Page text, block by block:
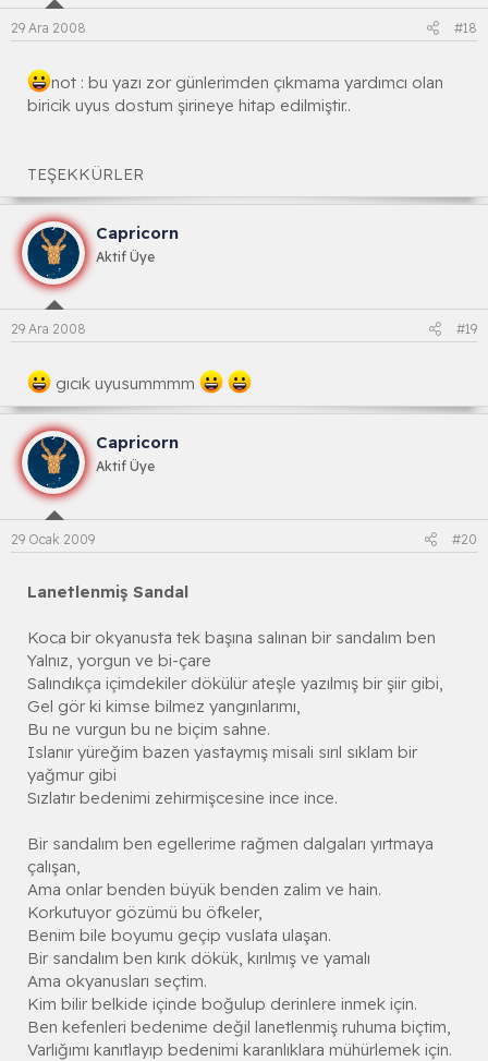
29 Ara 2008 #18
not : bu yazı zor günlerimden çıkmama yardımcı olan
biricik uyus dostum şirineye hitap edilmiştir..
TEŞEKKÜRLER
Capricorn
Aktif Üye
29 Ara 2008 #19
gıcık uyusummmm
Capricorn
Aktif Üye
29 Ocak 2009 #20
Lanetlenmiş Sandal
Koca bir okyanusta tek başına salınan bir sandalım ben
Yalnız, yorgun ve bi-çare
Salındıkça içimdekiler dökülür ateşle yazılmış bir şiir gibi,
Gel gör ki kimse bilmez yangınlarımı,
Bu ne vurgun bu ne biçim sahne.
Islanır yüreğim bazen yastaymış misali sırıl sıklam bir
yağmur gibi
Sızlatır bedenimi zehirmişcesine ince ince.
Bir sandalım ben egellerime rağmen dalgaları yırtmaya
çalışan,
Ama onlar benden büyük benden zalim ve hain.
Korkutuyor gözümü bu öfkeler,
Benim bile boyumu geçip vuslata ulaşan.
Bir sandalım ben kırık dökük, kırılmış ve yamalı
Ama okyanusları seçtim.
Kim bilir belkide içinde boğulup derinlere inmek için.
Ben kefenleri bedenime değil lanetlenmiş ruhuma biçtim,
Varlığımı kanıtlayıp bedenimi karanlıklara mühürlemek için.